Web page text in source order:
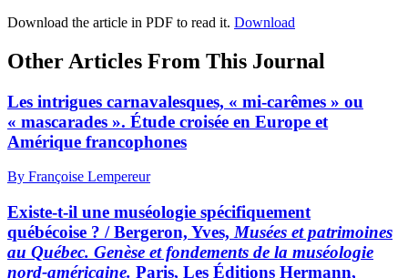
Download the article in PDF to read it. Download
Other Articles From This Journal
Les intrigues carnavalesques, « mi-carêmes » ou
« mascarades ». Étude croisée en Europe et
Amérique francophones
By Françoise Lempereur
Existe-t-il une muséologie spécifiquement
québécoise ? / Bergeron, Yves, Musées et patrimoines
au Québec. Genèse et fondements de la muséologie
nord-américaine. Paris, Les Éditions Hermann,